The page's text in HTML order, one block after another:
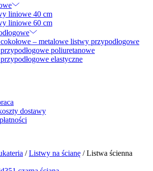
liniowe 40 cm
liniowe 60 cm
– metalowe listwy przypodłogowe
poliuretanowe
elastyczne
dostawy
/Listwy na ścianę / Listwa ścienna